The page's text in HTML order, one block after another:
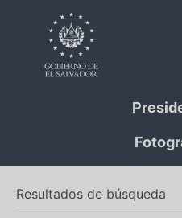
Resultados de búsqueda